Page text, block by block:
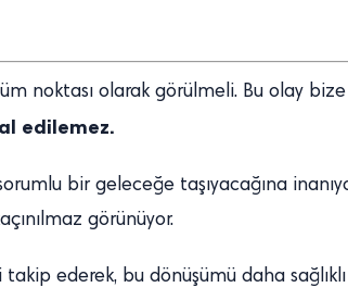
noktası olarak görülmeli. Bu olay
edilemez.
bir geleceğe taşıyacağına
görünüyor.
ederek, bu dönüşümü daha